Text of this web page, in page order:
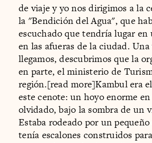
de viaje y yo nos dirigimos a la
la "Bendición del Agua", que
escuchado que tendría lugar en
en las afueras de la ciudad. Una
llegamos, descubrimos que la
en parte, el ministerio de
región.[read more]Kambul era
este cenote: un hoyo enorme
olvidado, bajo la sombra de un
Estaba rodeado por un
tenía escalones construidos